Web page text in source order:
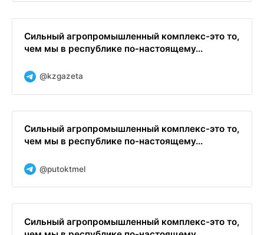
Сильный агропромышленный комплекс-это то,
чем мы в республике по-настоящему...
@kzgazeta
Сильный агропромышленный комплекс-это то,
чем мы в республике по-настоящему...
@putoktmel
Сильный агропромышленный комплекс-это то,